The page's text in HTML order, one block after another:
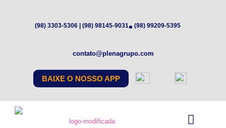
(98) 3303-5306 | (98) 98145-9031 (98) 99209-5395
contato@plenagrupo.com
BAIXE O NOSSO APP